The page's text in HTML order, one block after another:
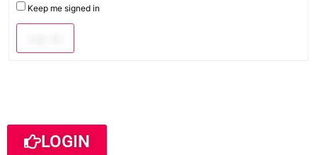
Keep me signed in
LOGIN